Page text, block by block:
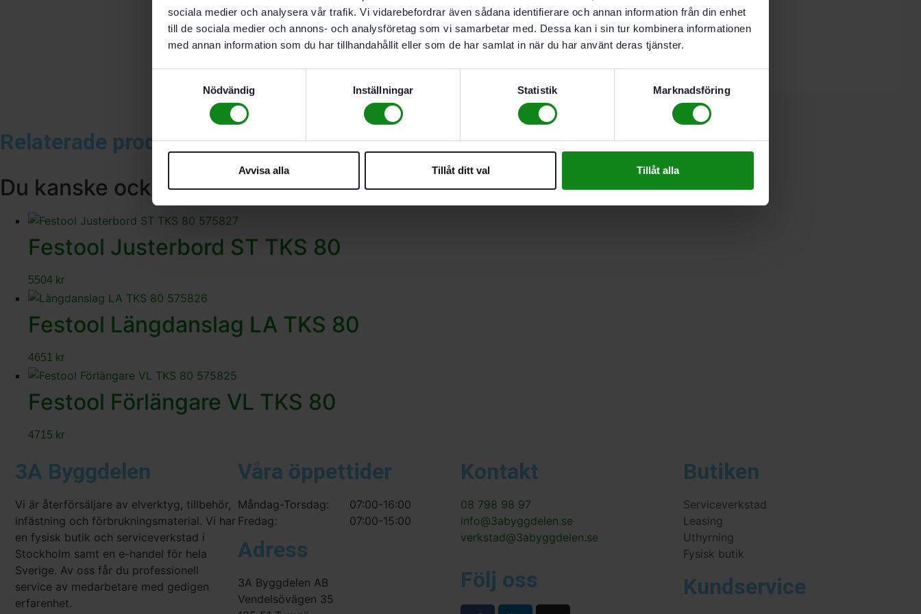
sociala medier och analysera vår trafik. Vi vidarebefordrar även sådana identifierare och annan information från din enhet
till de sociala medier och annons- och analysföretag som vi samarbetar med. Dessa kan i sin tur kombinera informationen
med annan information som du har tillhandahållit eller som de har samlat in när du har använt deras tjänster.
Nödvändig
Inställningar Statistik Marknadsföring
Avvisa alla Tillåt ditt val Tillåt alla
Bli först med att recensera ”Festool Breddare VB TKS 80”
Du måste vara inloggadför att skriva en recension.
Relaterade produkter
Du kanske också gillar …
Festool Justerbord ST TKS 80
5504 kr
Festool Längdanslag LA TKS 80
4651 kr
Festool Förlängare VL TKS 80
4715 kr
3A Byggdelen
Vi är återförsäljare av elverktyg, tillbehör,
infästning och förbrukningsmaterial. Vi har
en fysisk butik och serviceverkstad i
Stockholm samt en e-handel för hela
Sverige. Av oss får du professionell
service av medarbetare med gedigen
erfarenhet.
Våra öppettider
Måndag-Torsdag:
Fredag:
07:00-16:00
07:00-15:00
Adress
3A Byggdelen AB
Vendelsövägen 35
Kontakt
08 798 98 97
info@3abyggdelen.se
verkstad@3abyggdelen.se
Följ oss
Butiken
Serviceverkstad
Leasing
Uthyrning
Fysisk butik
Kundservice